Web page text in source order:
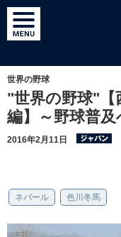
世界の野球
"世界の野球"【
編】～野球普
2016年2月11日
ネパール 色川冬馬